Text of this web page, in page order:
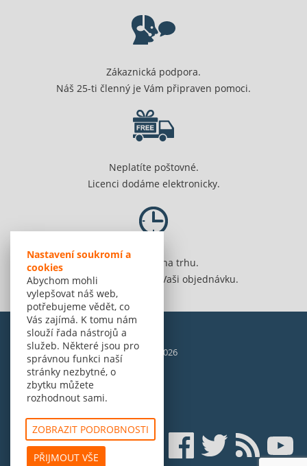
Nastavení soukromí a
cookies
Abychom mohli
vylepšovat náš web,
potřebujeme vědět, co
Vás zajímá. K tomu nám
slouží řada nástrojů a
služeb. Některé jsou pro
správnou funkci naší
stránky nezbytné, o
zbytku můžete
rozhodnout sami.
ZOBRAZIT PODROBNOSTI
PŘIJMOUT VŠE
Zákaznická podpora.
Náš 25-ti členný je Vám připraven pomoci.
Neplatíte poštovné.
Licenci dodáme elektronicky.
Jsme 20 let na trhu.
Spolehlivě vyřídíme Vaši objednávku.
© Amenit Software Solutions, 1998 - 2026
Powered bynopCommerce